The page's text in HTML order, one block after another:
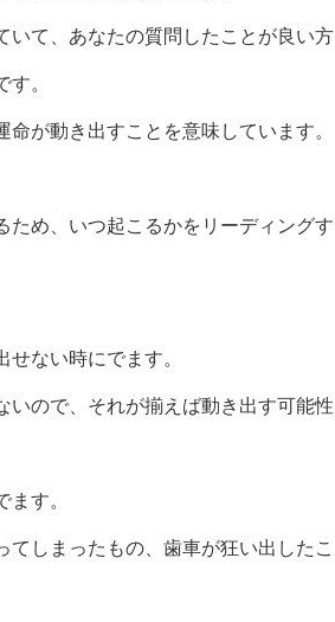
いて、あなたの質問したことが良い方
。
が動き出すことを意味しています。
ため、いつ起こるかをリーディングす
ない時にでます。
いので、それが揃えば動き出す可能性
す。
しまったもの、歯車が狂い出したこ